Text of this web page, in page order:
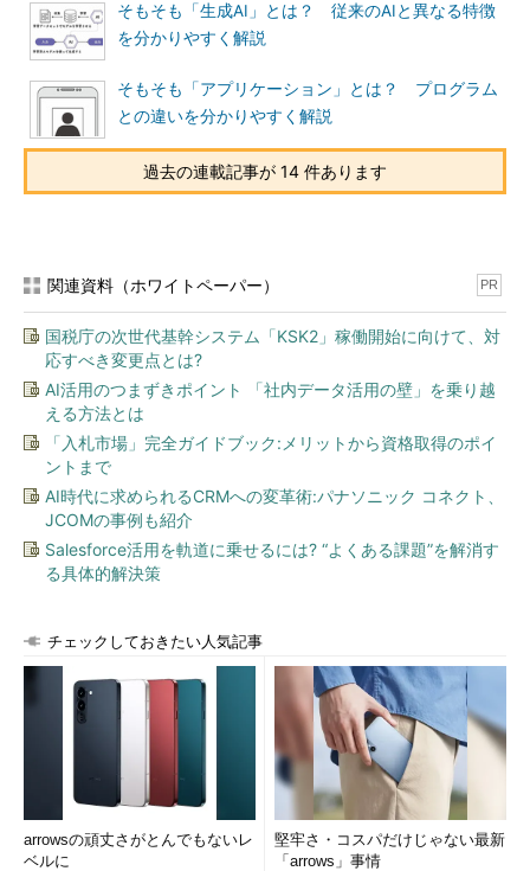
そもそも「生成AI」とは？ 従来のAIと異なる特徴
を分かりやすく解説
そもそも「アプリケーション」とは？ プログラム
との違いを分かりやすく解説
過去の連載記事が 14 件あります
関連資料（ホワイトペーパー） PR
国税庁の次世代基幹システム「KSK2」稼働開始に向けて、対
応すべき変更点とは?
AI活用のつまずきポイント 「社内データ活用の壁」を乗り越
える方法とは
「入札市場」完全ガイドブック:メリットから資格取得のポイ
ントまで
AI時代に求められるCRMへの変革術:パナソニック コネクト、
JCOMの事例も紹介
Salesforce活用を軌道に乗せるには? “よくある課題”を解消す
る具体的解決策
チェックしておきたい人気記事
arrowsの頑丈さがとんでもないレ
ベルに
堅牢さ・コスパだけじゃない最新
「arrows」事情